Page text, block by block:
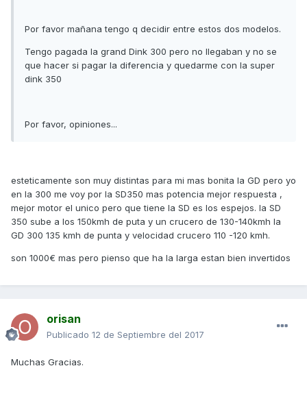
Por favor mañana tengo q decidir entre estos dos modelos.
Tengo pagada la grand Dink 300 pero no llegaban y no se
que hacer si pagar la diferencia y quedarme con la super
dink 350
Por favor, opiniones...
esteticamente son muy distintas para mi mas bonita la GD pero yo
en la 300 me voy por la SD350 mas potencia mejor respuesta ,
mejor motor el unico pero que tiene la SD es los espejos. la SD
350 sube a los 150kmh de puta y un crucero de 130-140kmh la
GD 300 135 kmh de punta y velocidad crucero 110 -120 kmh.
son 1000€ mas pero pienso que ha la larga estan bien invertidos
orisan
Publicado 12 de Septiembre del 2017
Muchas Gracias.